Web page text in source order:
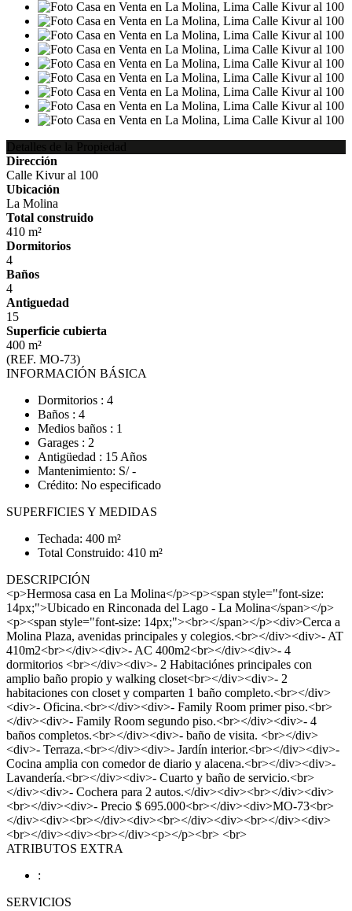
Dirección
Calle Kivur al 100
Ubicación
La Molina
Total construido
410 m²
Dormitorios
4
Baños
4
Antiguedad
15
Superficie cubierta
400 m²
(REF. MO-73)
INFORMACIÓN BÁSICA
Dormitorios : 4
Baños : 4
Medios baños : 1
Garages : 2
Antigüedad : 15 Años
Mantenimiento: S/ -
Crédito: No especificado
SUPERFICIES Y MEDIDAS
Techada: 400 m²
Total Construido: 410 m²
DESCRIPCIÓN
<p>Hermosa casa en La Molina</p><p><span style="font-size:
14px;">Ubicado en Rinconada del Lago - La Molina</span></p>
<p><span style="font-size: 14px;"><br></span></p><div>Cerca a
Molina Plaza, avenidas principales y colegios.<br></div><div>- AT
410m2<br></div><div>- AC 400m2<br></div><div>- 4
dormitorios <br></div><div>- 2 Habitaciónes principales con
amplio baño propio y walking closet<br></div><div>- 2
habitaciones con closet y comparten 1 baño completo.<br></div>
<div>- Oficina.<br></div><div>- Family Room primer piso.<br>
</div><div>- Family Room segundo piso.<br></div><div>- 4
baños completos.<br></div><div>- baño de visita. <br></div>
<div>- Terraza.<br></div><div>- Jardín interior.<br></div><div>-
Cocina amplia con comedor de diario y alacena.<br></div><div>-
Lavandería.<br></div><div>- Cuarto y baño de servicio.<br>
</div><div>- Cochera para 2 autos.</div><div><br></div><div>
<br></div><div>- Precio $ 695.000<br></div><div>MO-73<br>
</div><div><br></div><div><br></div><div><br></div><div>
<br></div><div><br></div><p></p><br> <br>
ATRIBUTOS EXTRA
:
SERVICIOS